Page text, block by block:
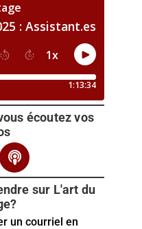
écoutez vos
sur L'art du
un courriel en